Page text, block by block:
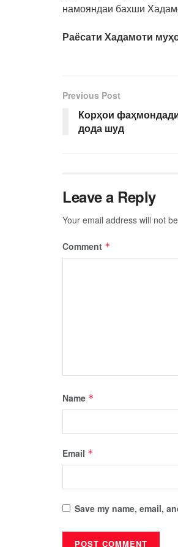
намояндаи бахши
Раёсати Хадамоти
Previous Post
Корҳои
дода шуд
Leave a Reply
Your email address will not
Comment *
Name *
Email *
Save my name, email,